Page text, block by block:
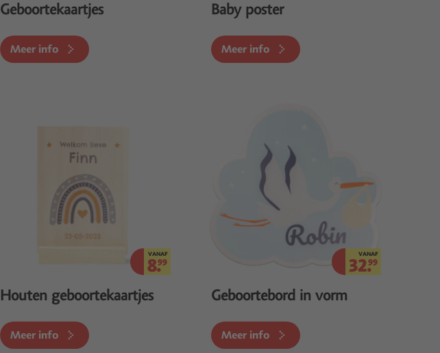
Geboortekaartjes
Meer info
Baby poster
Meer info
VANAF
8.99
Houten geboortekaartjes
Meer info
VANAF
32.99
Geboortebord in vorm
Meer info